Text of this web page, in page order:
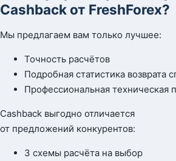
Cashback от FreshForex?
Мы предлагаем вам только лучшее:
Точность расчётов
Подробная статистика возврата
Профессиональная техническая
Cashback выгодно отличается
от предложений конкурентов:
3 схемы расчёта на выбор